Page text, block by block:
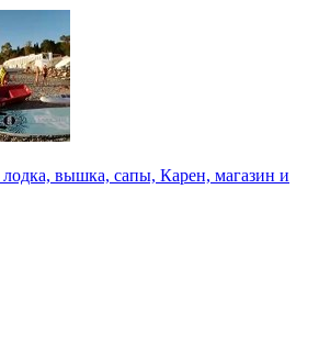
вышка, сапы, Карен, магазин и